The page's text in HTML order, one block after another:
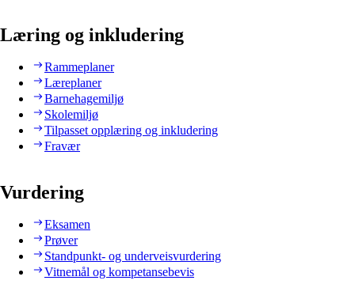
Læring og inkludering
Rammeplaner
Læreplaner
Barnehagemiljø
Skolemiljø
Tilpasset opplæring og inkludering
Fravær
Vurdering
Eksamen
Prøver
Standpunkt- og underveisvurdering
Vitnemål og kompetansebevis